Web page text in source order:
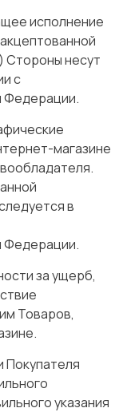
исполнение
несут
с
Федерации.
магазине
в
Федерации.
за ущерб,
Товаров,
Покупателя
указания